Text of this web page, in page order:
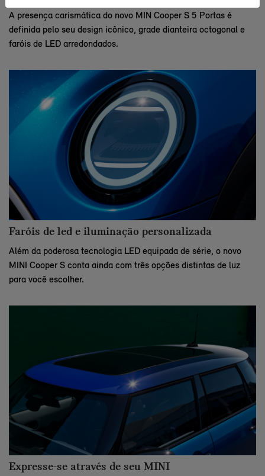
A presença carismática do novo MIN Cooper S 5 Portas é
definida pelo seu design icônico, grade dianteira octogonal e
faróis de LED arredondados.
Faróis de led e iluminação personalizada
Além da poderosa tecnologia LED equipada de série, o novo
MINI Cooper S conta ainda com três opções distintas de luz
para você escolher.
Expresse-se através de seu MINI